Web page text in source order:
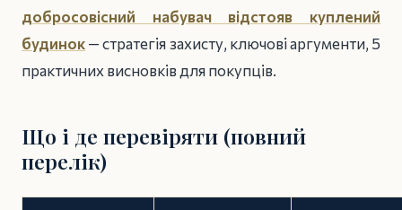
добросовісний набувач відстояв куплений
будинок— стратегія захисту, ключові аргументи, 5
практичних висновків для покупців.
Що і де перевіряти (повний
перелік)